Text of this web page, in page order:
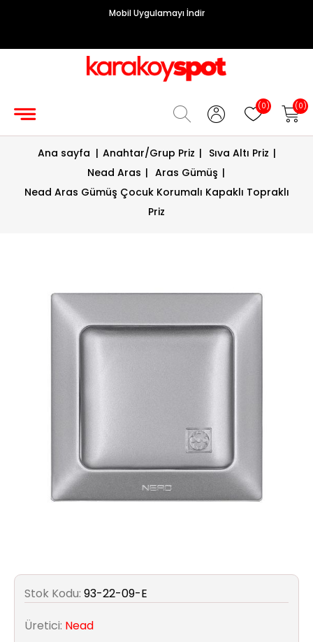
Mobil Uygulamayı İndir
(0) (0)
Grup
Sigorta/
Enerji
Vantilatörler
Anahtar/Grup
Elektrik
Araç Şarj
İstasyonları
Sıhhi
Ana sayfa | Anahtar/Grup Priz | Sıva Altı Priz |
Nead Aras | Aras Gümüş |
Nead Aras Gümüş Çocuk Korumalı Kapaklı Topraklı
Priz
Stok Kodu: 93-22-09-E
Üretici: Nead